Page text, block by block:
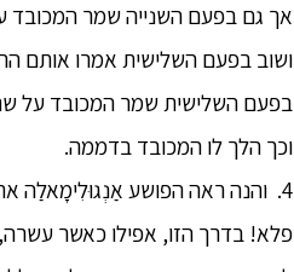
אך גם בפעם השנייה שמר המכובד
ושוב בפעם השלישית אמרו אותם
בפעם השלישית שמר המכובד על
וכך הלך לו המכובד בדממה.
4. והנה ראה הפושע
פלא! בדרך הזו, אפילו כאשר